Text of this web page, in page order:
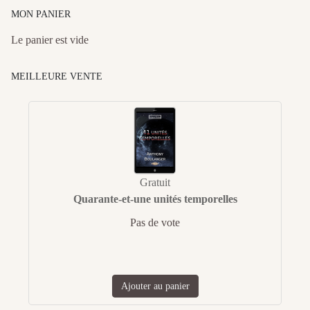
MON PANIER
Le panier est vide
MEILLEURE VENTE
Gratuit
Quarante-et-une unités temporelles
Pas de vote
Ajouter au panier